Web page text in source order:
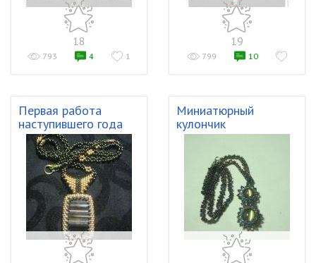
18
793 4 1
19
799 10
Первая работа
наступившего года
Миниатюрный
кулончик